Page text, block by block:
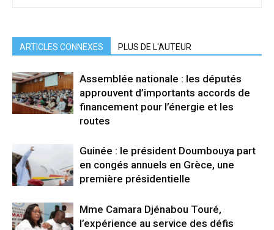
ARTICLES CONNEXES PLUS DE L'AUTEUR
Assemblée nationale : les députés
approuvent d’importants accords de
financement pour l’énergie et les
routes
Guinée : le président Doumbouya part
en congés annuels en Grèce, une
première présidentielle
Mme Camara Djénabou Touré,
l’expérience au service des défis